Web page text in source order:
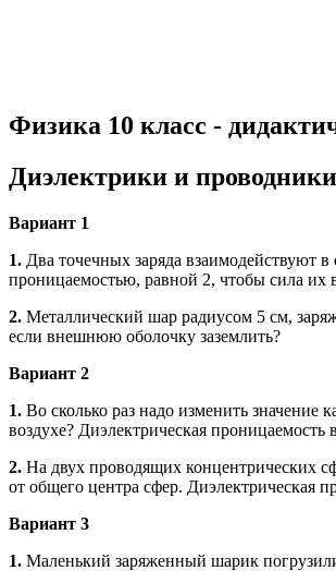
Физика 10 класс -
Диэлектрики и
Вариант 1
1. Два точечных заряда взаимодействуют
проницаемостью, равной 2, чтобы сила их
2. Металлический шар радиусом 5 см,
если внешнюю оболочку заземлить?
Вариант 2
1. Во сколько раз надо изменить
воздухе? Диэлектрическая проницаемость
2. На двух проводящих концентрических
от общего центра сфер. Диэлектрическая
Вариант 3
1. Маленький заряженный шарик